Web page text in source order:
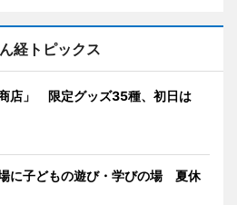
経トピックス
店」 限定グッズ35種、初日は
に子どもの遊び・学びの場 夏休